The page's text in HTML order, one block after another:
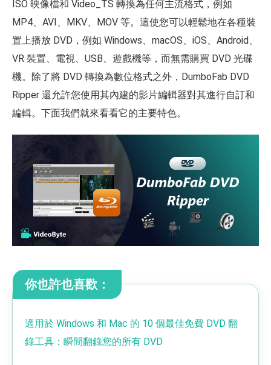
ISO 映像檔和 Video_TS 轉換為任何主流格式，例如
MP4、AVI、MKV、MOV 等。這使您可以輕鬆地在各種裝
置上播放 DVD，例如 Windows、macOS、iOS、Android、
VR 裝置、電視、USB、遊戲機等，而無需購買 DVD 光碟
機。除了將 DVD 轉換為數位格式之外，DumboFab DVD
Ripper 還允許您使用其內建的影片編輯器對其進行自訂和
編輯。下面我們就來看看它的主要特色。
你也許也喜歡：
適用於 Windows 和 Mac 的 10 個最佳免費 DVD 翻
錄工具：瞬間翻錄您的所有 DVD